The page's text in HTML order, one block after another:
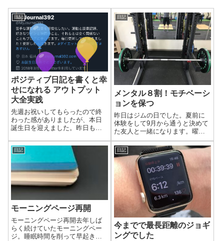
日記
ポジティブ日記を書くと幸
せになれる アウトプット
大全実践
先週お祝いしてもらったので終
わった感がありましたが、本日
誕生日を迎えました。昨日もお
りがとうございます！仲良くし
ていただいているみんなのおか
げで、なんとか生きてこれてま
す。いつもお世話になりっぱな
しですが、懲りず...
日記
メンタル８割！モチベーシ
ョンを保つ
昨日はジムの日でした。夏前に
体験をして9月から通うと決めて
た友人と一緒になります。曜日
や時間帯はほぼ同じタイミング
で行けそうですね。
日記
モーニングページ再開
モーニングページ再開去年しば
らく続けていたモーニングペー
ジ。睡眠時間を削って早起きし
日記
今までで最長距離のジョギ
ングでした